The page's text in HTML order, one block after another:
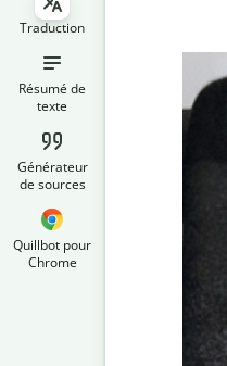
Traduction
Résumé de
texte
Générateur
de sources
Quillbot pour
Chrome